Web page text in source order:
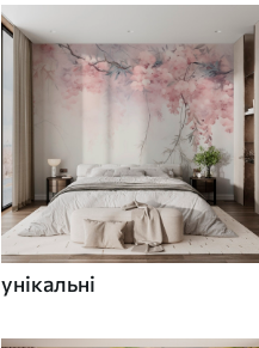
унікальні